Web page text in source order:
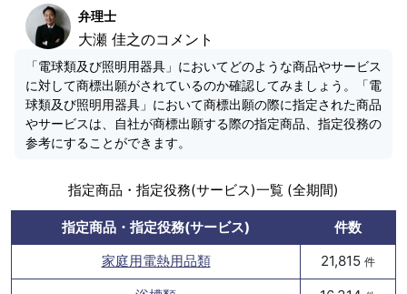
弁理士
大瀬 佳之のコメント
「電球類及び照明用器具」においてどのような商品やサービス
に対して商標出願がされているのか確認してみましょう。「電
球類及び照明用器具」において商標出願の際に指定された商品
やサービスは、自社が商標出願する際の指定商品、指定役務の
参考にすることができます。
指定商品・指定役務(サービス)一覧 (全期間)
指定商品・指定役務(サービス)
件数
家庭用電熱用品類
21,815 件